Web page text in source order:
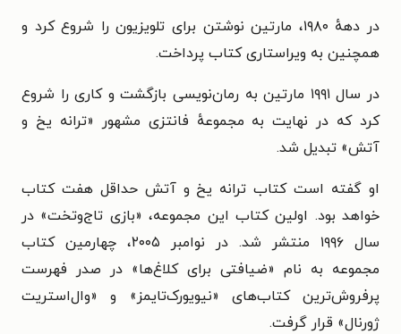
در دههٔ ۱۹۸۰، مارتین نوشتن برای تلویزیون را شروع کرد و
همچنین به ویراستاری کتاب پرداخت.
در سال ۱۹۹۱ مارتین به رمان‌نویسی بازگشت و کاری را شروع
کرد که در نهایت به مجموعهٔ فانتزی مشهور «ترانه یخ و
آتش» تبدیل شد.
او گفته است کتاب ترانه یخ و آتش حداقل هفت کتاب
خواهد بود. اولین کتاب این مجموعه، «بازی تاج‌وتخت» در
سال ۱۹۹۶ منتشر شد. در نوامبر ۲۰۰۵، چهارمین کتاب
مجموعه به نام «ضیافتی برای کلاغ‌ها» در صدر فهرست
پرفروش‌ترین کتاب‌های «نیویورک‌تایمز» و «وال‌استریت
ژورنال» قرار گرفت.